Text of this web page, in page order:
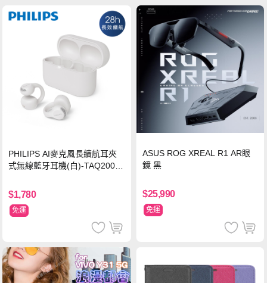
PHILIPS AI麥克風長續航耳夾
式無線藍牙耳機(白)-TAQ2000
$1,780
免運
ASUS ROG XREAL R1 AR眼
鏡 黑
$25,990
免運